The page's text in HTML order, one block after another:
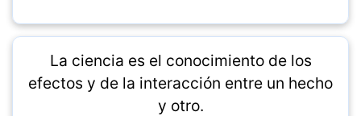
La ciencia es el conocimiento de los
efectos y de la interacción entre un hecho
y otro.